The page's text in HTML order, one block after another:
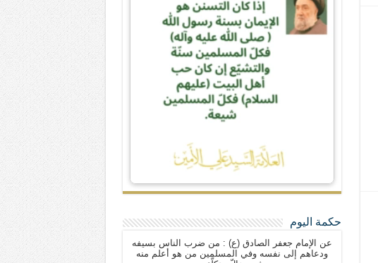
حكمة اليوم
عن الإمام جعفر الصادق (ع) : من ضرب الناس بسيفه
ودعاهم إلى نفسه وفي المسلمين من هو أعلم منه